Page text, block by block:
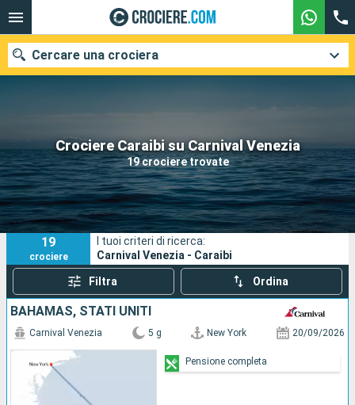
Crociere Caraibi su Carnival Venezia
19 crociere trovate
Cercare una crociera
Le nostre destinazioni
Mesi di partenza
Porti Compagnie
Ricerca
19
crociere
I tuoi criteri di ricerca:
Carnival Venezia - Caraibi
Filtra Ordina
BAHAMAS, STATI UNITI
Carnival Venezia 5 g New York 20/09/2026
Pensione completa